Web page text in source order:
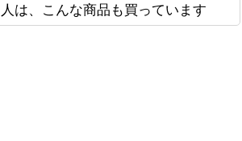
は、こんな商品も買っています